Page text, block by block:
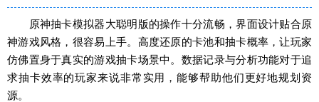
原神抽卡模拟器大聪明版的操作十分流畅，界面设计贴合原
神游戏风格，很容易上手。高度还原的卡池和抽卡概率，让玩家
仿佛置身于真实的游戏抽卡场景中。数据记录与分析功能对于追
求抽卡效率的玩家来说非常实用，能够帮助他们更好地规划资
源。